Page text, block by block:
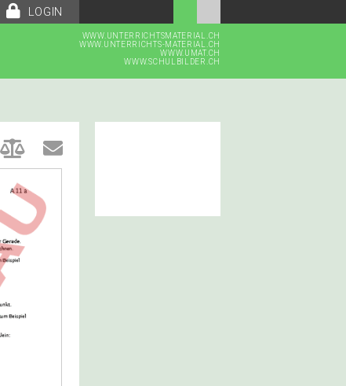
LOGIN
WWW.UNTERRICHTSMATERIAL.CH
WWW.UNTERRICHTS-MATERIAL.CH
WWW.UMAT.CH
WWW.SCHULBILDER.CH